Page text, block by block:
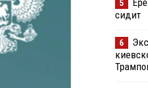
5
сидит
6